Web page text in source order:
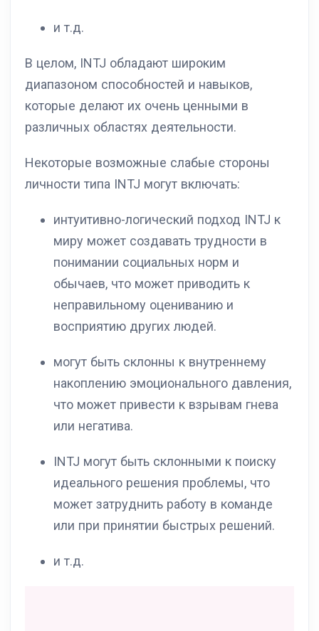
и т.д.
В целом, INTJ обладают широким
диапазоном способностей и навыков,
которые делают их очень ценными в
различных областях деятельности.
Некоторые возможные слабые стороны
личности типа INTJ могут включать:
интуитивно-логический подход INTJ к
миру может создавать трудности в
понимании социальных норм и
обычаев, что может приводить к
неправильному оцениванию и
восприятию других людей.
могут быть склонны к внутреннему
накоплению эмоционального давления,
что может привести к взрывам гнева
или негатива.
INTJ могут быть склонными к поиску
идеального решения проблемы, что
может затруднить работу в команде
или при принятии быстрых решений.
и т.д.